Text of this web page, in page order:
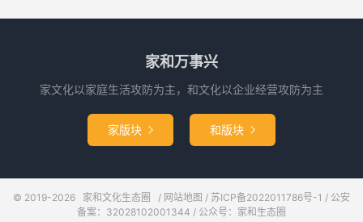
家和万事兴
家文化以家庭生活攻防为主，和文化以企业经营攻防为主
家版块  和版块 
© 2019-2026 家和文化生态圈 / 网站地图 / 苏ICP备2022011786号-1 / 公安
备案：32028102001344 / 公众号：家和生态圈